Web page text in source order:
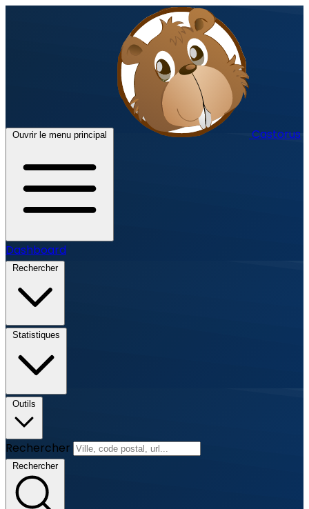
Ouvrir le menu principal Castorus
Dashboard
Rechercher
Statistiques
Outils
Rechercher
Rechercher